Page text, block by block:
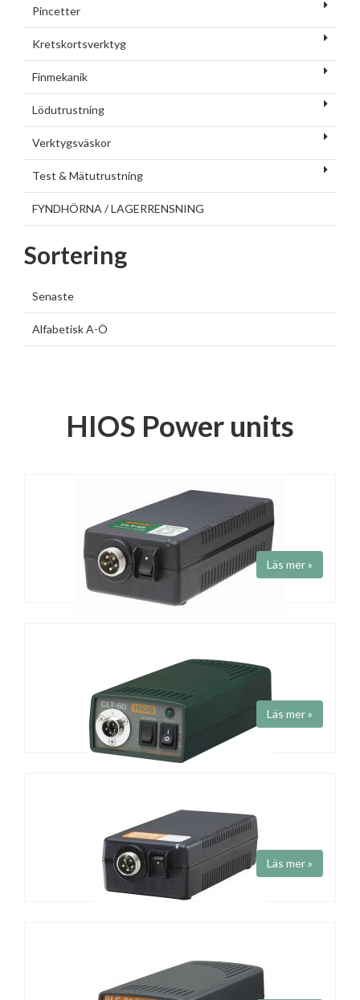
Pincetter
Kretskortsverktyg
Finmekanik
Lödutrustning
Verktygsväskor
Test & Mätutrustning
FYNDHÖRNA / LAGERRENSNING
Sortering
Senaste
Alfabetisk A-Ö
HIOS Power units
Anslutes till en HIOS dragare modell CL, SS eller Alfa.
Läs mer »
Anslutes till en HIOS dragare modell CL, SS, Alfa - se
Läs mer »
Tyst och säker power unit till HIOS skruvdragare modell BL- och
Läs mer »